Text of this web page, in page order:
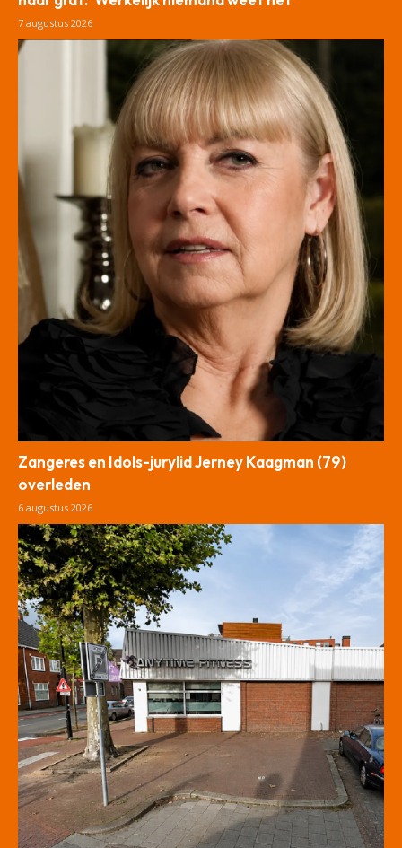
7 augustus 2026
Zangeres en Idols-jurylid Jerney Kaagman (79)
overleden
6 augustus 2026